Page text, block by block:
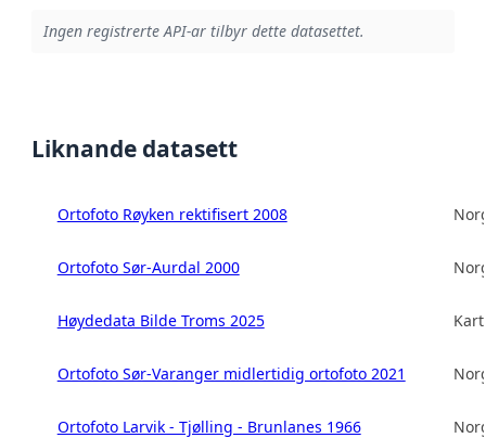
Ingen registrerte API-ar tilbyr dette datasettet.
Liknande datasett
Ortofoto Røyken rektifisert 2008
Ortofoto Sør-Aurdal 2000
Høydedata Bilde Troms 2025
Ortofoto Sør-Varanger midlertidig ortofoto 2021
Ortofoto Larvik - Tjølling - Brunlanes 1966